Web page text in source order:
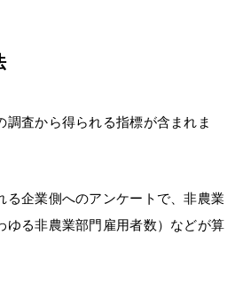
調査から得られる指標が含まれま
る企業側へのアンケートで、非農業
ゆる非農業部門雇用者数）などが算